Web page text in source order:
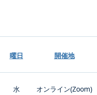
曜日 開催地
水 オンライン(Zoom)